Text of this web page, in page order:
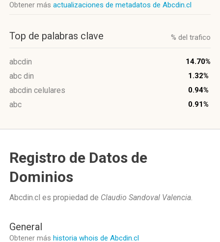
Obtener más actualizaciones de metadatos de Abcdin.cl
Top de palabras clave % del trafico
abcdin 14.70%
abc din 1.32%
abcdin celulares 0.94%
abc 0.91%
Registro de Datos de
Dominios
Abcdin.cl es propiedad de Claudio Sandoval Valencia.
General
Obtener más historia whois de Abcdin.cl